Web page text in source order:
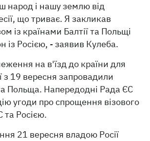
народ і нашу землю від
що триває. Я закликав
із країнами Балтії та Польщі
із Росією, - заявив Кулеба.
на в'їзд до країни для
з 19 вересня запровадили
Польща. Напередодні Рада ЄС
угоди про спрощення візового
Росією.
21 вересня владою Росії